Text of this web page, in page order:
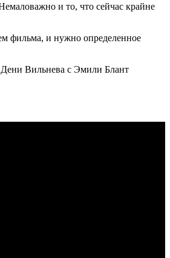
и то, что сейчас крайне
фильма, и нужно определенное
Вильнева с Эмили Блант